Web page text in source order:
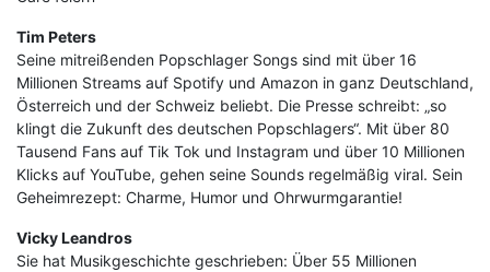
Tim Peters
Seine mitreißenden Popschlager Songs sind mit über 16
Millionen Streams auf Spotify und Amazon in ganz Deutschland,
Österreich und der Schweiz beliebt. Die Presse schreibt: „so
klingt die Zukunft des deutschen Popschlagers“. Mit über 80
Tausend Fans auf Tik Tok und Instagram und über 10 Millionen
Klicks auf YouTube, gehen seine Sounds regelmäßig viral. Sein
Geheimrezept: Charme, Humor und Ohrwurmgarantie!
Vicky Leandros
Sie hat Musikgeschichte geschrieben: Über 55 Millionen